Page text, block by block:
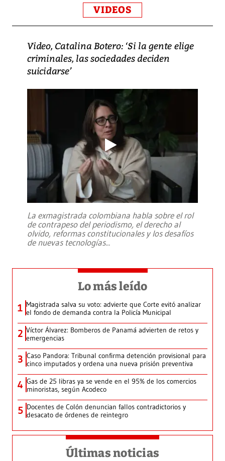
VIDEOS
Video, Catalina Botero: ‘Si la gente elige
criminales, las sociedades deciden
suicidarse’
La exmagistrada colombiana habla sobre el rol
de contrapeso del periodismo, el derecho al
olvido, reformas constitucionales y los desafíos
de nuevas tecnologías...
Lo más leído
1 Magistrada salva su voto: advierte que Corte evitó analizar
el fondo de demanda contra la Policía Municipal
2 Víctor Álvarez: Bomberos de Panamá advierten de retos y
emergencias
3 Caso Pandora: Tribunal confirma detención provisional para
cinco imputados y ordena una nueva prisión preventiva
4 Gas de 25 libras ya se vende en el 95% de los comercios
minoristas, según Acodeco
5 Docentes de Colón denuncian fallos contradictorios y
desacato de órdenes de reintegro
Últimas noticias